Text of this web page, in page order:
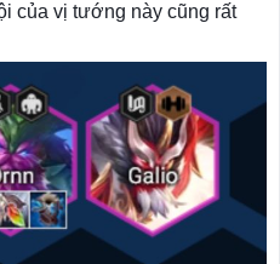
của vị tướng này cũng rất